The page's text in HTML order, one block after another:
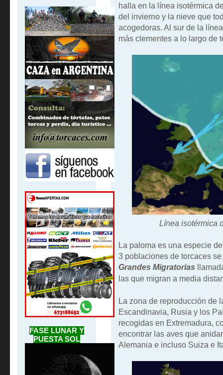
FASE LUNAR Y
PUESTA SOL
halla en la línea isotérmica
del invierno y la nieve que
acogedoras. Al sur de la
más clementes a lo largo de
Línea isotérmica
La paloma es una especie
3 poblaciones de torcaces
Grandes Migratorias
las que migran a media
La zona de reproducción de
Escandinavia, Rusia y los
recogidas en Extremadura,
encontrar las aves que
Alemania e incluso Suiza e